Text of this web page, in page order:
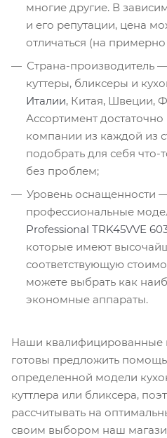
многие другие. В
и его репутации, цена
отличаться (на
Страна-производитель
куттеры, бликсеры и
Италии, Китая, Швеции,
Ассортимент
компании из каждой из
подобрать для себя
без проблем;
Уровень оснащенности
профессиональные
Professional TRK45VVE
которые имеют
соответствующую
можете выбрать как
экономные аппараты.
Наши квалифицированные
готовы предложить
определенной модели
куттлера или бликсера,
рассчитывать на
своим выбором наш